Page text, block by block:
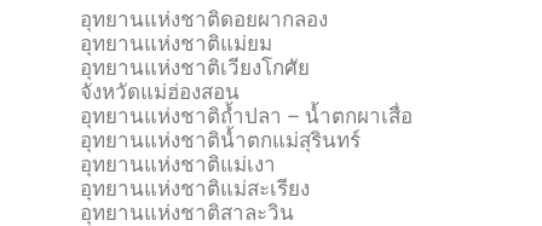
อุทยานแห่งชาติดอยผากลอง
อุทยานแห่งชาติแม่ยม
อุทยานแห่งชาติเวียงโกศัย
จังหวัดแม่ฮ่องสอน
อุทยานแห่งชาติถ้ำปลา – น้ำตกผาเสื่อ
อุทยานแห่งชาติน้ำตกแม่สุรินทร์
อุทยานแห่งชาติแม่เงา
อุทยานแห่งชาติแม่สะเรียง
อุทยานแห่งชาติสาละวิน